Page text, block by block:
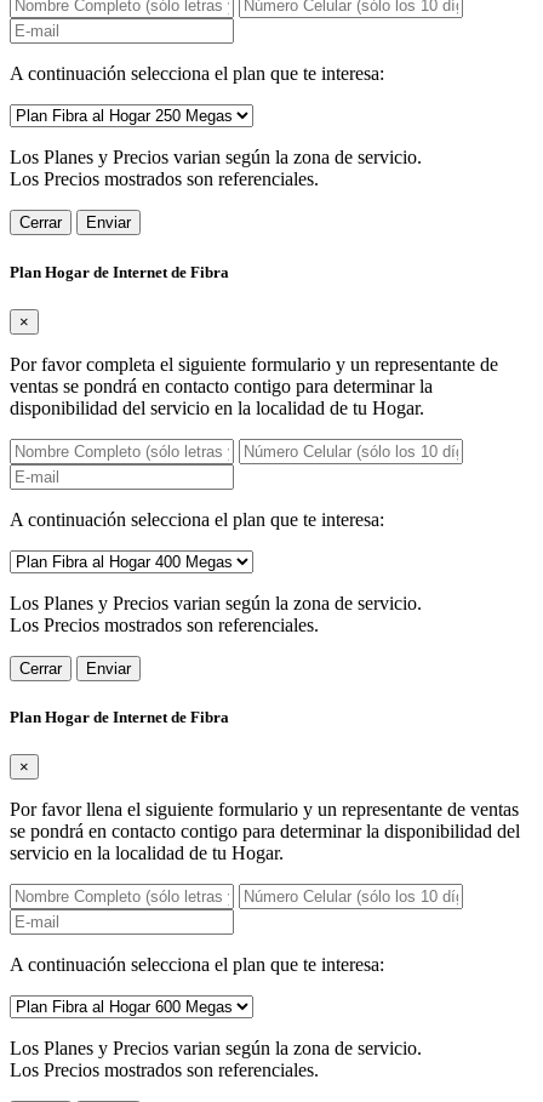
A continuación selecciona el plan que te interesa:
Los Planes y Precios varian según la zona de servicio.
Los Precios mostrados son referenciales.
Cerrar Enviar
Plan Hogar de Internet de Fibra
×
Por favor completa el siguiente formulario y un representante de
ventas se pondrá en contacto contigo para determinar la
disponibilidad del servicio en la localidad de tu Hogar.
A continuación selecciona el plan que te interesa:
Los Planes y Precios varian según la zona de servicio.
Los Precios mostrados son referenciales.
Cerrar Enviar
Plan Hogar de Internet de Fibra
×
Por favor llena el siguiente formulario y un representante de ventas
se pondrá en contacto contigo para determinar la disponibilidad del
servicio en la localidad de tu Hogar.
A continuación selecciona el plan que te interesa:
Los Planes y Precios varian según la zona de servicio.
Los Precios mostrados son referenciales.